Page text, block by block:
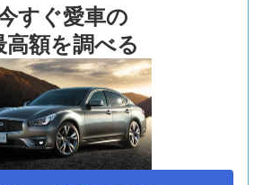
すぐ愛車の
高額を調べる